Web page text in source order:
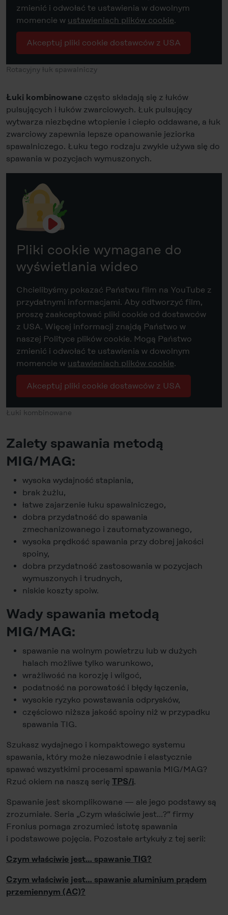
zmienić i odwołać te ustawienia w dowolnym
momencie w ustawieniach plików cookie.
Akceptuj pliki cookie dostawców z USA
Rotacyjny łuk spawalniczy
Łuki kombinowane często składają się z łuków
pulsujących i łuków zwarciowych. Łuk pulsujący
wytwarza niezbędne wtopienie i ciepło oddawane, a łuk
zwarciowy zapewnia lepsze opanowanie jeziorka
spawalniczego. Łuku tego rodzaju zwykle używa się do
spawania w pozycjach wymuszonych.
Pliki cookie wymagane do
wyświetlania wideo
Chcielibyśmy pokazać Państwu film na YouTube z
przydatnymi informacjami. Aby odtworzyć film,
proszę zaakceptować pliki cookie od dostawców
z USA. Więcej informacji znajdą Państwo w
naszej Polityce plików cookie. Mogą Państwo
zmienić i odwołać te ustawienia w dowolnym
momencie w ustawieniach plików cookie.
Akceptuj pliki cookie dostawców z USA
Łuki kombinowane
Zalety spawania metodą
MIG/MAG:
wysoka wydajność stapiania,
brak żużlu,
łatwe zajarzenie łuku spawalniczego,
dobra przydatność do spawania
zmechanizowanego i zautomatyzowanego,
wysoka prędkość spawania przy dobrej jakości
spoiny,
dobra przydatność zastosowania w pozycjach
wymuszonych i trudnych,
niskie koszty spoiw.
Wady spawania metodą
MIG/MAG:
spawanie na wolnym powietrzu lub w dużych
halach możliwe tylko warunkowo,
wrażliwość na korozję i wilgoć,
podatność na porowatość i błędy łączenia,
wysokie ryzyko powstawania odprysków,
częściowo niższa jakość spoiny niż w przypadku
spawania TIG.
Szukasz wydajnego i kompaktowego systemu
spawania, który może niezawodnie i elastycznie
spawać wszystkimi procesami spawania MIG/MAG?
Rzuć okiem na naszą serię TPS/i.
Spawanie jest skomplikowane — ale jego podstawy są
zrozumiałe. Seria „Czym właściwie jest…?” firmy
Fronius pomaga zrozumieć istotę spawania
i podstawowe pojęcia. Pozostałe artykuły z tej serii:
Czym właściwie jest… spawanie TIG?
Czym właściwie jest… spawanie aluminium prądem
przemiennym (AC)?